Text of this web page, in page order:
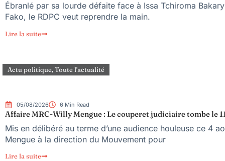
Ébranlé par sa lourde défaite face à Issa Tchiroma
Fako, le RDPC veut reprendre la main.
Lire la suite
Actu politique,Toute l'actualité
05/08/2026 6 Min Read
Affaire MRC-Willy Mengue : Le couperet judiciaire tombe le
Mis en délibéré au terme d’une audience houleuse ce 4
Mengue à la direction du Mouvement pour
Lire la suite